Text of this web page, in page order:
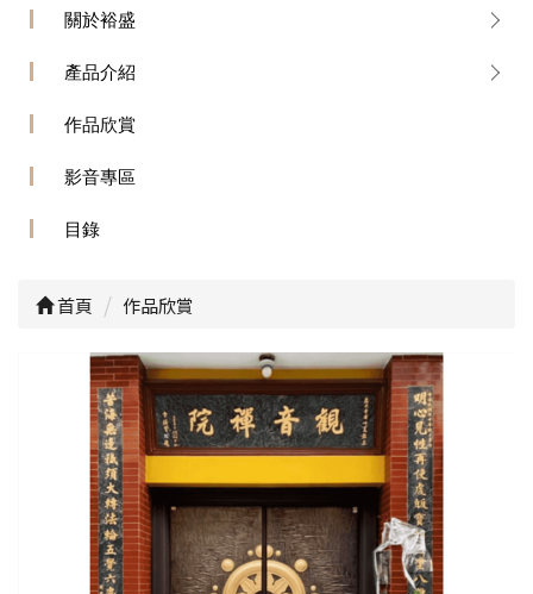
關於裕盛
產品介紹
作品欣賞
影音專區
目錄
首頁 作品欣賞